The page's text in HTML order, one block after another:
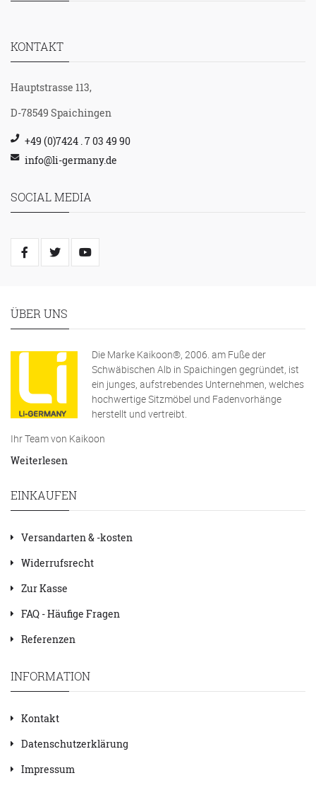
KONTAKT
Hauptstrasse 113,
D-78549 Spaichingen
+49 (0)7424 . 7 03 49 90
info@li-germany.de
SOCIAL MEDIA
ÜBER UNS
Die Marke Kaikoon®, 2006. am Fuße der
Schwäbischen Alb in Spaichingen gegründet, ist
ein junges, aufstrebendes Unternehmen, welches
hochwertige Sitzmöbel und Fadenvorhänge
herstellt und vertreibt.
Ihr Team von Kaikoon
Weiterlesen
EINKAUFEN
Versandarten & -kosten
Widerrufsrecht
Zur Kasse
FAQ - Häufige Fragen
Referenzen
INFORMATION
Kontakt
Datenschutzerklärung
Impressum